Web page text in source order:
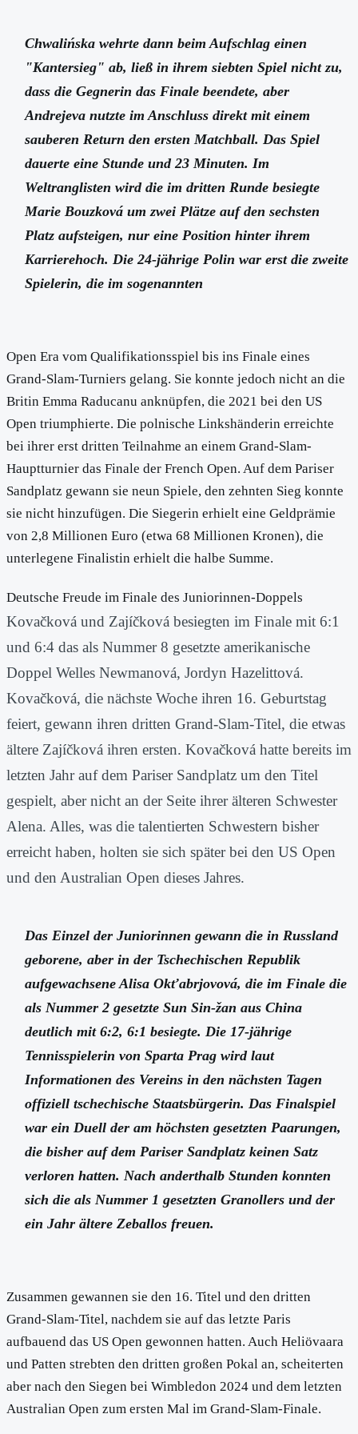
Chwalińska wehrte dann beim Aufschlag einen
"Kantersieg" ab, ließ in ihrem siebten Spiel nicht zu,
dass die Gegnerin das Finale beendete, aber
Andrejeva nutzte im Anschluss direkt mit einem
sauberen Return den ersten Matchball. Das Spiel
dauerte eine Stunde und 23 Minuten. Im
Weltranglisten wird die im dritten Runde besiegte
Marie Bouzková um zwei Plätze auf den sechsten
Platz aufsteigen, nur eine Position hinter ihrem
Karrierehoch. Die 24-jährige Polin war erst die zweite
Spielerin, die im sogenannten
Open Era vom Qualifikationsspiel bis ins Finale eines
Grand-Slam-Turniers gelang. Sie konnte jedoch nicht an die
Britin Emma Raducanu anknüpfen, die 2021 bei den US
Open triumphierte. Die polnische Linkshänderin erreichte
bei ihrer erst dritten Teilnahme an einem Grand-Slam-
Hauptturnier das Finale der French Open. Auf dem Pariser
Sandplatz gewann sie neun Spiele, den zehnten Sieg konnte
sie nicht hinzufügen. Die Siegerin erhielt eine Geldprämie
von 2,8 Millionen Euro (etwa 68 Millionen Kronen), die
unterlegene Finalistin erhielt die halbe Summe.
Deutsche Freude im Finale des Juniorinnen-Doppels
Kovačková und Zajíčková besiegten im Finale mit 6:1
und 6:4 das als Nummer 8 gesetzte amerikanische
Doppel Welles Newmanová, Jordyn Hazelittová.
Kovačková, die nächste Woche ihren 16. Geburtstag
feiert, gewann ihren dritten Grand-Slam-Titel, die etwas
ältere Zajíčková ihren ersten. Kovačková hatte bereits im
letzten Jahr auf dem Pariser Sandplatz um den Titel
gespielt, aber nicht an der Seite ihrer älteren Schwester
Alena. Alles, was die talentierten Schwestern bisher
erreicht haben, holten sie sich später bei den US Open
und den Australian Open dieses Jahres.
Das Einzel der Juniorinnen gewann die in Russland
geborene, aber in der Tschechischen Republik
aufgewachsene Alisa Okťabrjovová, die im Finale die
als Nummer 2 gesetzte Sun Sin-žan aus China
deutlich mit 6:2, 6:1 besiegte. Die 17-jährige
Tennisspielerin von Sparta Prag wird laut
Informationen des Vereins in den nächsten Tagen
offiziell tschechische Staatsbürgerin. Das Finalspiel
war ein Duell der am höchsten gesetzten Paarungen,
die bisher auf dem Pariser Sandplatz keinen Satz
verloren hatten. Nach anderthalb Stunden konnten
sich die als Nummer 1 gesetzten Granollers und der
ein Jahr ältere Zeballos freuen.
Zusammen gewannen sie den 16. Titel und den dritten
Grand-Slam-Titel, nachdem sie auf das letzte Paris
aufbauend das US Open gewonnen hatten. Auch Heliövaara
und Patten strebten den dritten großen Pokal an, scheiterten
aber nach den Siegen bei Wimbledon 2024 und dem letzten
Australian Open zum ersten Mal im Grand-Slam-Finale.